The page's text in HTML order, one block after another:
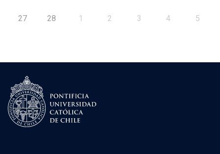
27 28 1 2 3 4 5